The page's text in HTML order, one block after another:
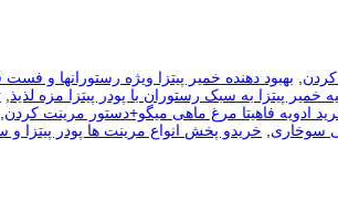
بهبود دهنده خمیر پیتزا ویژه رستورانها و فست
خمیر پیتزا به سبک رستوران با پودر پیتزا مزه لذیذ
ادویه فاهیتا مرغ ماهی میگو+دستور مرینت کردن
سوخاری
خریدو پخش انواع مرینت ها پودر پیتزا و